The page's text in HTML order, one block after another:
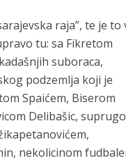
raja”, te je to
tu: sa Fikretom
suboraca,
podzemlja koji je
Spaićem, Biserom
Delibašic,
nekolicinom